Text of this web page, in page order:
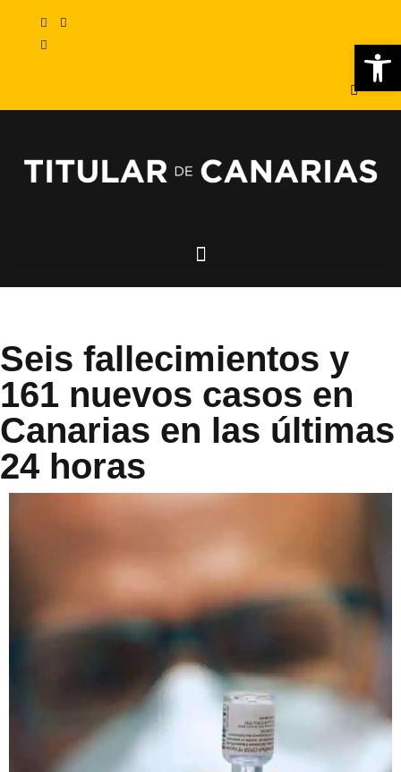
Seis fallecimientos y
161 nuevos casos en
Canarias en las últimas
24 horas